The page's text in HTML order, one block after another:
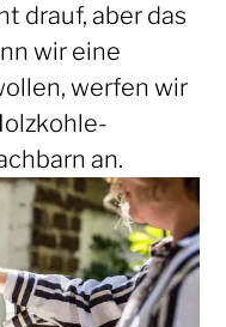
drauf, aber das
wir eine
werfen wir
an.